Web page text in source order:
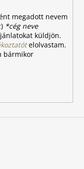
megadott nevem
*cég neve
küldjön.
elolvastam.
bármikor